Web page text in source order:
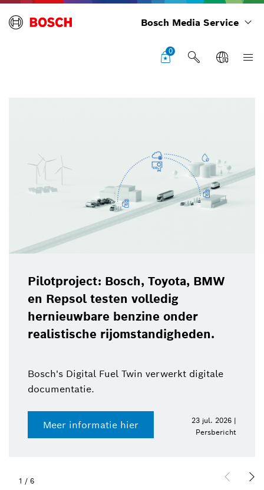
Bosch Media Service
0
Pilotproject: Bosch, Toyota, BMW
en Repsol testen volledig
hernieuwbare benzine onder
realistische rijomstandigheden.
Bosch's Digital Fuel Twin verwerkt digitale
documentatie.
Meer informatie hier
23 jul. 2026 |
Persbericht
1 / 6